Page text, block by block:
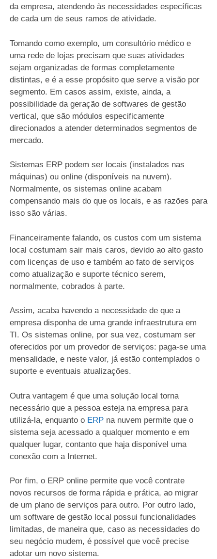
da empresa, atendendo às necessidades específicas
de cada um de seus ramos de atividade.
Tomando como exemplo, um consultório médico e
uma rede de lojas precisam que suas atividades
sejam organizadas de formas completamente
distintas, e é a esse propósito que serve a visão por
segmento. Em casos assim, existe, ainda, a
possibilidade da geração de softwares de gestão
vertical, que são módulos especificamente
direcionados a atender determinados segmentos de
mercado.
Sistemas ERP podem ser locais (instalados nas
máquinas) ou online (disponíveis na nuvem).
Normalmente, os sistemas online acabam
compensando mais do que os locais, e as razões para
isso são várias.
Financeiramente falando, os custos com um sistema
local costumam sair mais caros, devido ao alto gasto
com licenças de uso e também ao fato de serviços
como atualização e suporte técnico serem,
normalmente, cobrados à parte.
Assim, acaba havendo a necessidade de que a
empresa disponha de uma grande infraestrutura em
TI. Os sistemas online, por sua vez, costumam ser
oferecidos por um provedor de serviços: paga-se uma
mensalidade, e neste valor, já estão contemplados o
suporte e eventuais atualizações.
Outra vantagem é que uma solução local torna
necessário que a pessoa esteja na empresa para
utilizá-la, enquanto o ERP na nuvem permite que o
sistema seja acessado a qualquer momento e em
qualquer lugar, contanto que haja disponível uma
conexão com a Internet.
Por fim, o ERP online permite que você contrate
novos recursos de forma rápida e prática, ao migrar
de um plano de serviços para outro. Por outro lado,
um software de gestão local possui funcionalidades
limitadas, de maneira que, caso as necessidades do
seu negócio mudem, é possível que você precise
adotar um novo sistema.